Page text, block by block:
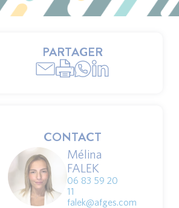
PARTAGER
CONTACT
Mélina
FALEK
06 83 59 20
11
falek@afges.com